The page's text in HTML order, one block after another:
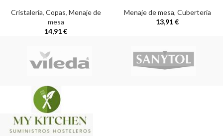
Cristalería, Copas, Menaje de
mesa
14,91€
Menaje de mesa, Cubertería
13,91€